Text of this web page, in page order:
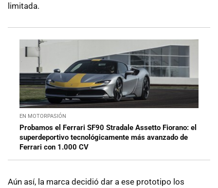
limitada.
EN MOTORPASIÓN
Probamos el Ferrari SF90 Stradale Assetto Fiorano: el
superdeportivo tecnológicamente más avanzado de
Ferrari con 1.000 CV
Aún así, la marca decidió dar a ese prototipo los